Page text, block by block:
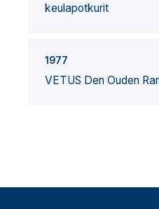
keulapotkurit
1977
VETUS Den Ouden